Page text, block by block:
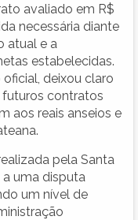
avaliado em R$
necessária diante
atual e a
estabelecidas.
deixou claro
futuros contratos
aos reais anseios e
pela Santa
uma disputa
um nível de